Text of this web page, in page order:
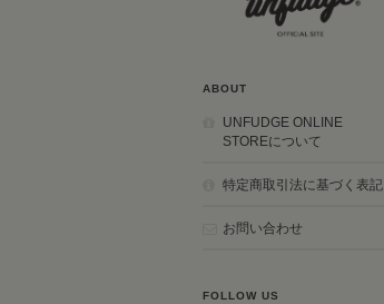
ABOUT
UNFUDGE ONLINE
STOREについて
特定商取引法に基づく表記
お問い合わせ
FOLLOW US